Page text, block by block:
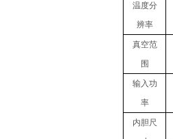
温度分
辨率
真空范
围
输入功
率
内胆尺